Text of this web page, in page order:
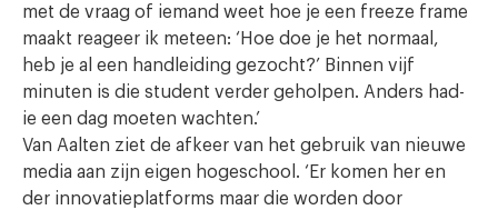
met de vraag of iemand weet hoe je een freeze frame
maakt reageer ik meteen: ‘Hoe doe je het normaal,
heb je al een handleiding gezocht?’ Binnen vijf
minuten is die student verder geholpen. Anders had-
ie een dag moeten wachten.’
Van Aalten ziet de afkeer van het gebruik van nieuwe
media aan zijn eigen hogeschool. ‘Er komen her en
der innovatieplatforms maar die worden door